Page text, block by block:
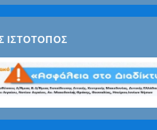
ΙΣΤΟΤΟΠΟΣ